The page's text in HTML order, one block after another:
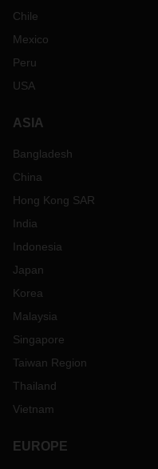
Chile
Mexico
Peru
USA
ASIA
Bangladesh
China
Hong Kong SAR
India
Indonesia
Japan
Korea
Malaysia
Singapore
Taiwan Region
Thailand
Vietnam
EUROPE